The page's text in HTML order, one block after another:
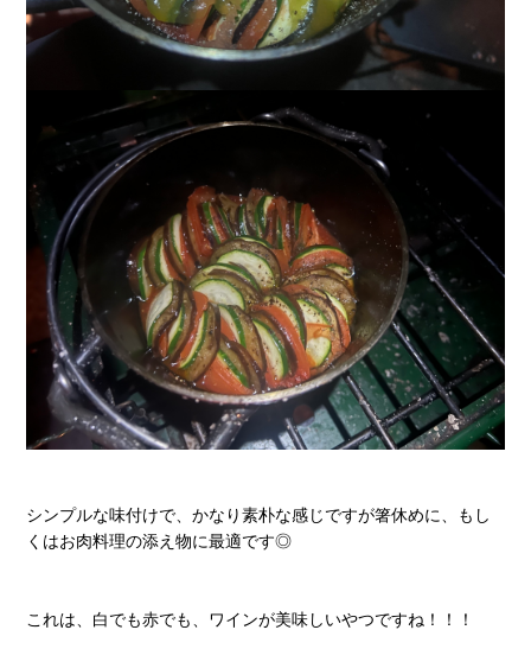
シンプルな味付けで、かなり素朴な感じですが箸休めに、もし
くはお肉料理の添え物に最適です◎
これは、白でも赤でも、ワインが美味しいやつですね！！！